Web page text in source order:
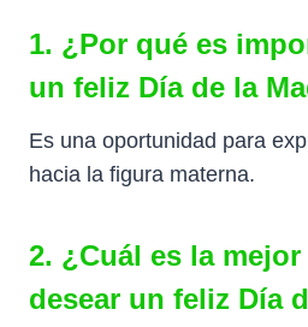
1. ¿Por qué es
un feliz Día de la
Es una oportunidad para
hacia la figura materna.
2. ¿Cuál es la
desear un feliz Día